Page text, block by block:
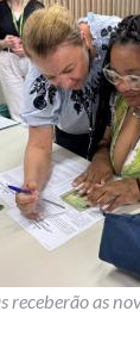
receberão as